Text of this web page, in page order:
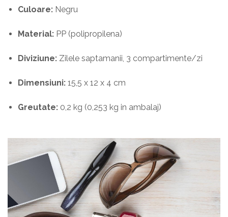
Culoare: Negru
Material: PP (polipropilena)
Diviziune: Zilele saptamanii, 3 compartimente/zi
Dimensiuni: 15,5 x 12 x 4 cm
Greutate: 0,2 kg (0,253 kg in ambalaj)